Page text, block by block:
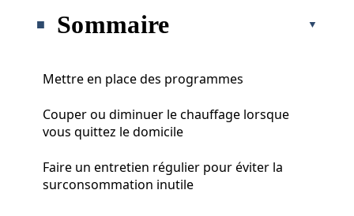
Sommaire
Mettre en place des programmes
Couper ou diminuer le chauffage lorsque
vous quittez le domicile
Faire un entretien régulier pour éviter la
surconsommation inutile